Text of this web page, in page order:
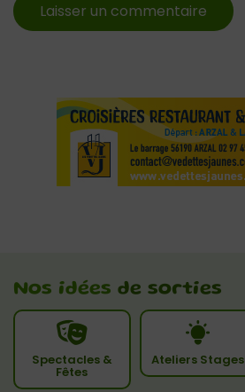
Nos idées de sorties
Spectacles &
Fêtes
Ateliers Stages